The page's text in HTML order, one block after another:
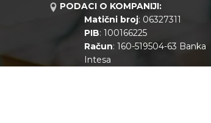
PODACI O KOMPANIJI:
Matični broj: 06327311
PIB: 100166225
Račun: 160-519504-63 Banka
Intesa